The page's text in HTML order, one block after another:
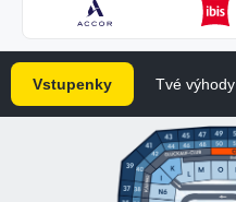
Vstupenky Tvé výhody